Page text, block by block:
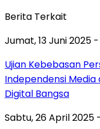
Berita Terkait
Jumat, 13 Juni 2025
Ujian Kebebasan
Independensi
Digital Bangsa
Sabtu, 26 April 2025